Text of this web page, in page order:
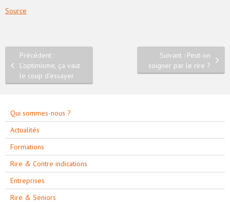
Source
Précédent :
L'optimisme, ça vaut
le coup d'essayer
Suivant : Peut-on
soigner par le rire ?
Qui sommes-nous ?
Actualités
Formations
Rire & Contre indications
Entreprises
Rire & Seniors